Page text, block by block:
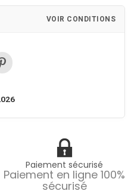
VOIR CONDITIONS
Paiement sécurisé
Paiement en ligne 100%
sécurisé